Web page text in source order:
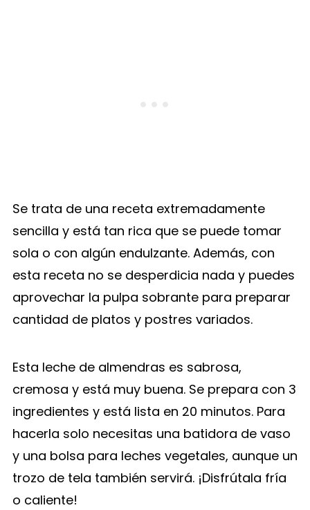
Se trata de una receta extremadamente
sencilla y está tan rica que se puede tomar
sola o con algún endulzante. Además, con
esta receta no se desperdicia nada y puedes
aprovechar la pulpa sobrante para preparar
cantidad de platos y postres variados.
Esta leche de almendras es sabrosa,
cremosa y está muy buena. Se prepara con 3
ingredientes y está lista en 20 minutos. Para
hacerla solo necesitas una batidora de vaso
y una bolsa para leches vegetales, aunque un
trozo de tela también servirá. ¡Disfrútala fría
o caliente!